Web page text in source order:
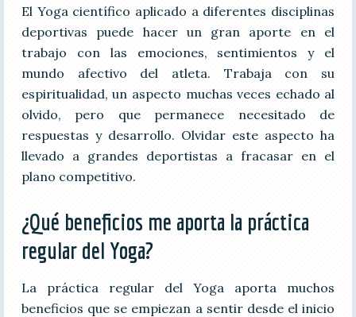
El Yoga científico aplicado a diferentes disciplinas
deportivas puede hacer un gran aporte en el
trabajo con las emociones, sentimientos y el
mundo afectivo del atleta. Trabaja con su
espiritualidad, un aspecto muchas veces echado al
olvido, pero que permanece necesitado de
respuestas y desarrollo. Olvidar este aspecto ha
llevado a grandes deportistas a fracasar en el
plano competitivo.
¿Qué beneficios me aporta la práctica
regular del Yoga?
La práctica regular del Yoga aporta muchos
beneficios que se empiezan a sentir desde el inicio